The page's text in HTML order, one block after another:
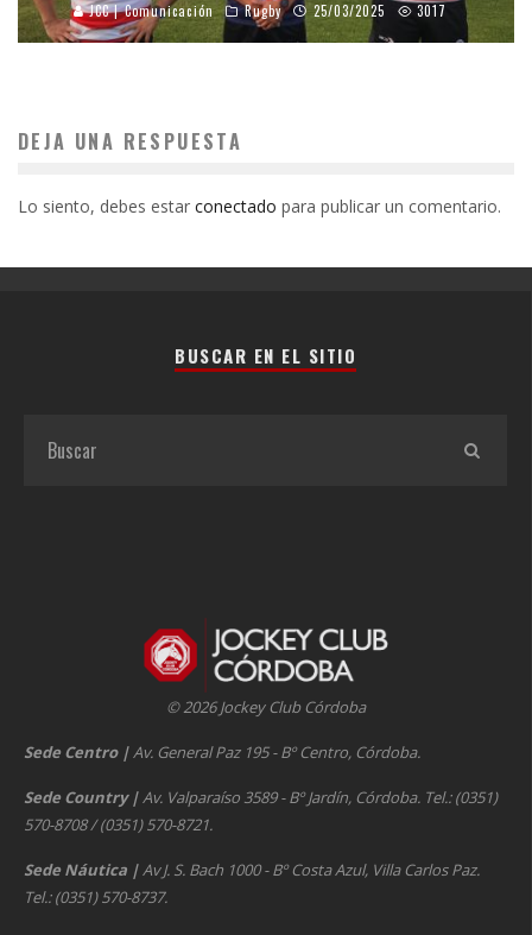
JCC | Comunicación Rugby 25/03/2025 3017
DEJA UNA RESPUESTA
Lo siento, debes estar conectado para publicar un comentario.
BUSCAR EN EL SITIO
© 2026 Jockey Club Córdoba
Sede Centro |Av. General Paz 195 - Bº Centro, Córdoba.
Sede Country |Av. Valparaíso 3589 - Bº Jardín, Córdoba. Tel.: (0351)
570-8708 / (0351) 570-8721.
Sede Náutica |Av J. S. Bach 1000 - Bº Costa Azul, Villa Carlos Paz.
Tel.: (0351) 570-8737.